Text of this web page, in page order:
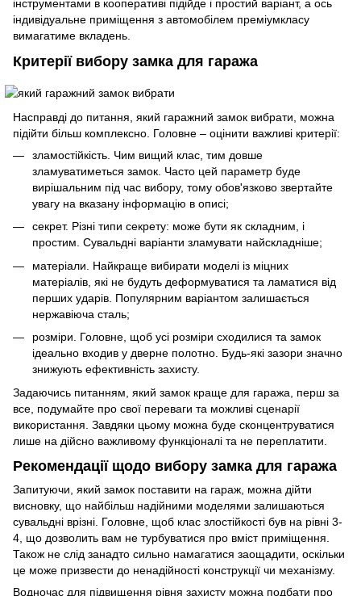
інструментами в кооперативі підійде і простий варіант, а ось
індивідуальне приміщення з автомобілем преміумкласу
вимагатиме вкладень.
Критерії вибору замка для гаража
Насправді до питання, який гаражний замок вибрати, можна
підійти більш комплексно. Головне – оцінити важливі критерії:
зламостійкість. Чим вищий клас, тим довше
зламуватиметься замок. Часто цей параметр буде
вирішальним під час вибору, тому обов'язково звертайте
увагу на вказану інформацію в описі;
секрет. Різні типи секрету: може бути як складним, і
простим. Сувальдні варіанти зламувати найскладніше;
матеріали. Найкраще вибирати моделі із міцних
матеріалів, які не будуть деформуватися та ламатися від
перших ударів. Популярним варіантом залишається
нержавіюча сталь;
розміри. Головне, щоб усі розміри сходилися та замок
ідеально входив у дверне полотно. Будь-які зазори значно
знижують ефективність захисту.
Задаючись питанням, який замок краще для гаража, перш за
все, подумайте про свої переваги та можливі сценарії
використання. Завдяки цьому можна буде сконцентруватися
лише на дійсно важливому функціоналі та не переплатити.
Рекомендації щодо вибору замка для гаража
Запитуючи, який замок поставити на гараж, можна дійти
висновку, що найбільш надійними моделями залишаються
сувальдні врізні. Головне, щоб клас злостійкості був на рівні 3-
4, що дозволить вам не турбуватися про вміст приміщення.
Також не слід занадто сильно намагатися заощадити, оскільки
це може призвести до ненадійності конструкції чи механізму.
Водночас для підвищення рівня захисту можна подбати про